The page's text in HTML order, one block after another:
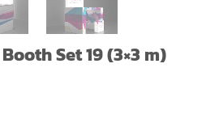
Set 19 (3×3 m)